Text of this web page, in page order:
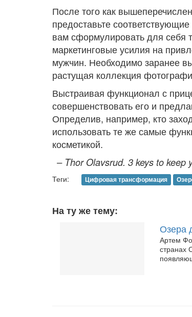
После того как
предоставьте
вам сформулировать для себя
маркетинговые усилия на
мужчин. Необходимо заранее
растущая коллекция
Выстраивая функционал с
совершенствовать его и
Определив, например, кто
использовать те же самые
косметикой.
– Thor Olavsrud. 3 keys to keep
Теги: Цифровая трансформация
На ту же тему:
Озера
Артем
странах